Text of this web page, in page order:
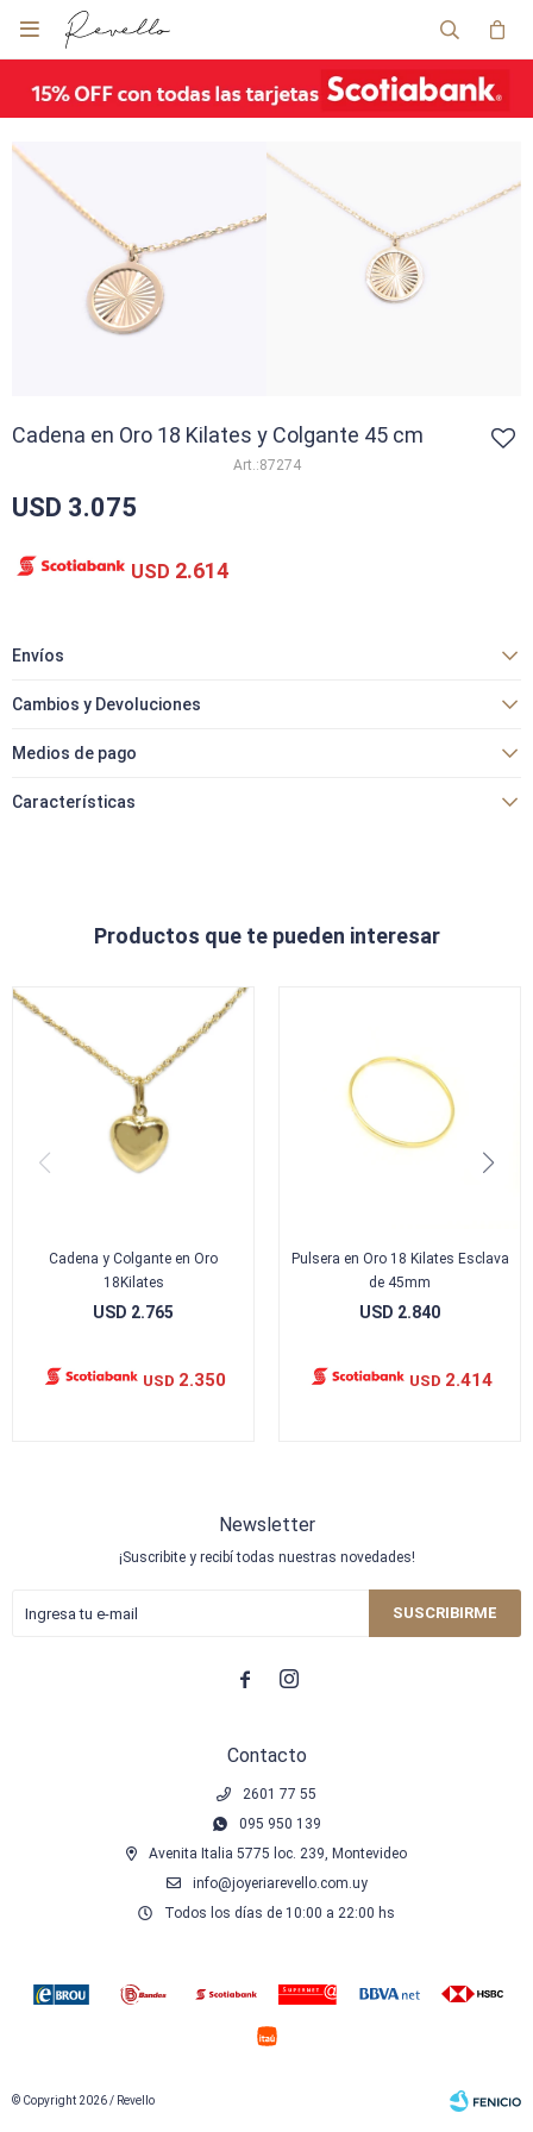

Cadena en Oro 18 Kilates y Colgante 45 cm
87274
USD 3.075
USD 2.614
Envíos
Cambios y Devoluciones
Medios de pago
Características
Productos que te pueden interesar
Cadena y Colgante en Oro
18Kilates
USD 2.765
USD 2.350
Pulsera en Oro 18 Kilates Esclava
de 45mm
USD 2.840
USD 2.414
Contacto
2601 77 55
095 950 139
Avenita Italia 5775 loc. 239, Montevideo
info@joyeriarevello.com.uy
Todos los días de 10:00 a 22:00 hs
Newsletter
¡Suscribite y recibí todas nuestras novedades!
SUSCRIBIRME
 
© Copyright 2026 / Revello